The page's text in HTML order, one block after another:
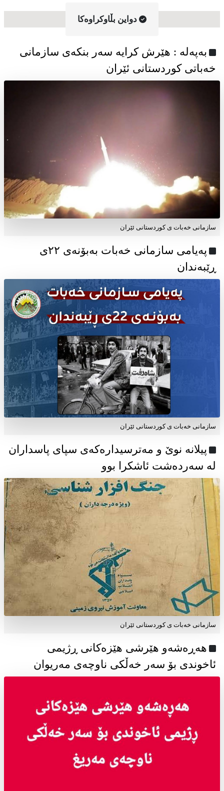
دواین بڵاوکراوه‌کا
به‌په‌له‌ : هێرش کرایە سەر بنکەی سازمانی
خەباتی کوردستانی ئێران
سازمانی خەبات ی کوردستانی ئێران
پەیامی سازمانی خەبات بەبۆنەی ۲۲ی
ڕێبەندان
سازمانی خەبات ی كوردستانی ئێران
پیلانە نوێ و مەترسیدارەکەی سپای پاسداران
لە سەردەشت ئاشکرا بوو
سازمانی خەبات ی كوردستانی ئێران
هەڕەشەو هێرشی هێزەکانی ڕژیمی
ئاخوندی بۆ سەر خەڵکی ناوچەی مەریوان